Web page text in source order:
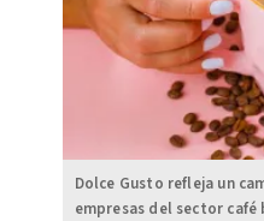
Dolce Gusto refleja un
empresas del sector café